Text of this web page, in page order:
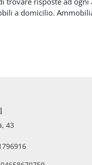
a domicilio.
43